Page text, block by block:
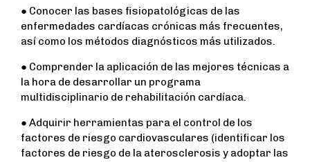
● Conocer las bases fisiopatológicas de las
enfermedades cardíacas crónicas más frecuentes,
así como los métodos diagnósticos más utilizados.
● Comprender la aplicación de las mejores técnicas a
la hora de desarrollar un programa
multidisciplinario de rehabilitación cardíaca.
● Adquirir herramientas para el control de los
factores de riesgo cardiovasculares (identificar los
factores de riesgo de la aterosclerosis y adoptar las